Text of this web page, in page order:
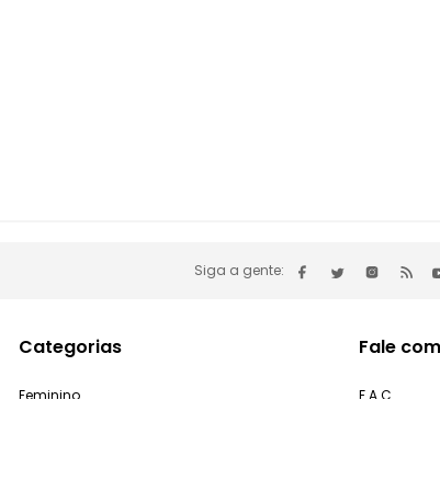
Siga a gente:
Categorias
Feminino
Fale
F.A.C